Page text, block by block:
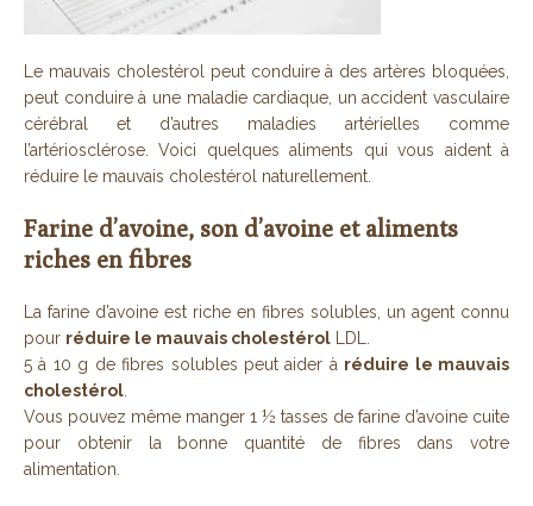
Le mauvais cholestérol peut conduire à des artères bloquées,
peut conduire à une maladie cardiaque, un accident vasculaire
cérébral et d’autres maladies artérielles comme
l’artériosclérose. Voici quelques aliments qui vous aident à
réduire le mauvais cholestérol naturellement.
Farine d’avoine, son d’avoine et aliments
riches en fibres
La farine d’avoine est riche en fibres solubles, un agent connu
pour réduire le mauvais cholestérol LDL.
5 à 10 g de fibres solubles peut aider à réduire le mauvais
cholestérol
Vous pouvez même manger 1 ½ tasses de farine d’avoine cuite
pour obtenir la bonne quantité de fibres dans votre
alimentation.